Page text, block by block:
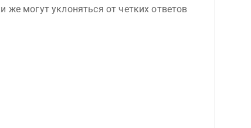
могут уклоняться от четких ответов